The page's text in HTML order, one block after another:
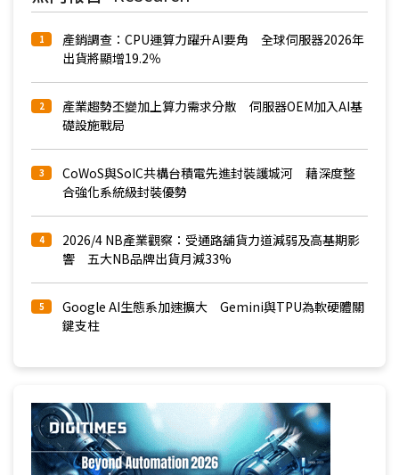
1
產銷調查：CPU運算力躍升AI要角 全球伺服器2026年
出貨將顯增19.2％
2
產業趨勢丕變加上算力需求分散 伺服器OEM加入AI基
礎設施戰局
3
CoWoS與SoIC共構台積電先進封裝護城河 藉深度整
合強化系統級封裝優勢
4
2026/4 NB產業觀察：受通路舖貨力道減弱及高基期影
響 五大NB品牌出貨月減33%
5
Google AI生態系加速擴大 Gemini與TPU為軟硬體關
鍵支柱